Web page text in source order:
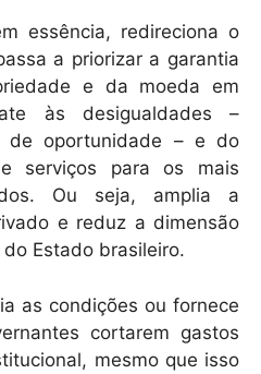
essência, redireciona o
a priorizar a garantia
e da moeda em
às desigualdades –
de oportunidade – e do
serviços para os mais
Ou seja, amplia a
e reduz a dimensão
Estado brasileiro.
as condições ou fornece
cortarem gastos
mesmo que isso